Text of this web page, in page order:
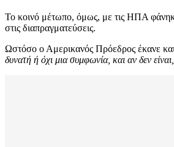
Το κοινό μέτωπο, όμως, με τις ΗΠΑ
στις διαπραγματεύσεις.
Ωστόσο ο Αμερικανός Πρόεδρος έκανε
δυνατή ή όχι μια συμφωνία, και αν δεν